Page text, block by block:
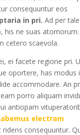
consequuntur eos
in pri. Ad per tale
his ne suas
cetero scaevola.
ei facete regione pri.
oportere, has modus
accommodare. An
porro aliquam
antiopam
electram
consequuntur.